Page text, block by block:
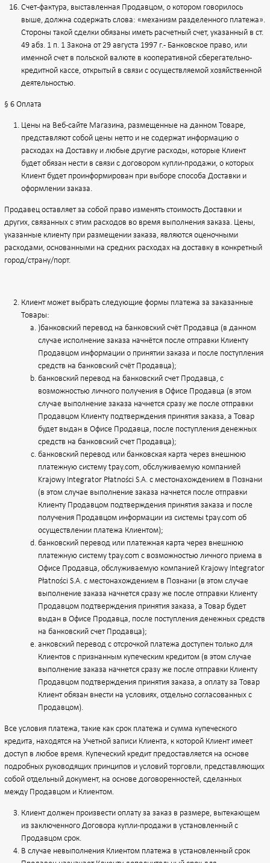
Счет-фактура, выставленная Продавцом, о котором говорилось
выше, должна содержать слова: «механизм разделенного платежа».
Стороны такой сделки обязаны иметь расчетный счет, указанный в ст.
49 абз. 1 п. 1 Закона от 29 августа 1997 г. - Банковское право, или
именной счет в польской валюте в кооперативной сберегательно-
кредитной кассе, открытый в связи с осуществляемой хозяйственной
деятельностью.
§ 6 Оплата
Цены на Веб-сайте Магазина, размещенные на данном Товаре,
представляют собой цены нетто и не содержат информацию о
расходах на Доставку и любые другие расходы, которые Клиент
будет обязан нести в связи с договором купли-продажи, о которых
Клиент будет проинформирован при выборе способа Доставки и
оформлении заказа.
Продавец оставляет за собой право изменять стоимость Доставки и
других, связанных с этим расходов во время выполнения заказа. Цены,
указанные клиенту при размещении заказа, являются оценочными
расходами, основанными на средних расходах на доставку в конкретный
город/страну/порт.
Клиент может выбрать следующие формы платежа за заказанные
Товары:
)банковский перевод на банковский счёт Продавца (в данном
случае исполнение заказа начнётся после отправки Клиенту
Продавцом информации о принятии заказа и после поступления
средств на банковский счёт Продавца);
банковский перевод на банковский счет Продавца, с
возможностью личного получения в Офисе Продавца (в этом
случае выполнение заказа начнется сразу же после отправки
Продавцом Клиенту подтверждения принятия заказа, а Товар
будет выдан в Офисе Продавца, после поступления денежных
средств на банковский счет Продавца);
банковский перевод или банковская карта через внешнюю
платежную систему tpay.com, обслуживаемую компанией
Krajowy Integrator Płatności S.A. с местонахождением в Познани
(в этом случае выполнение заказа начнется после отправки
Клиенту Продавцом подтверждения принятия заказа и после
получения Продавцом информации из системы tpay.com об
осуществлении платежа Клиентом);
банковский перевод или платежная карта через внешнюю
платежную систему tpay.com с возможностью личного приема в
Офисе Продавца, обслуживаемую компанией Krajowy Integrator
Płatności S.A. с местонахождением в Познани (в этом случае
выполнение заказа начнется сразу же после отправки Клиенту
Продавцом подтверждения принятия заказа, а Товар будет
выдан в Офисе Продавца, после поступления денежных средств
на банковский счет Продавца);
анковский перевод с отсрочкой платежа доступен только для
Клиентов с признанным купеческим кредитом (в этом случае
выполнение заказа начнется сразу же после отправки Клиенту
Продавцом подтверждения принятия заказа, а оплату за Товар
Клиент обязан внести на условиях, отдельно согласованных с
Продавцом).
Все условия платежа, такие как срок платежа и сумма купеческого
кредита, находятся на Учетной записи Клиента, к которой Клиент имеет
доступ в любое время. Купеческий кредит предоставляется на основе
подробных руководящих принципов и условий торговли, представляющих
собой отдельный документ, на основе договоренностей, сделанных
между Продавцом и Клиентом.
Клиент должен произвести оплату за заказ в размере, вытекающем
из заключенного Договора купли-продажи в установленный с
Продавцом срок.
В случае невыполнения Клиентом платежа в установленный срок